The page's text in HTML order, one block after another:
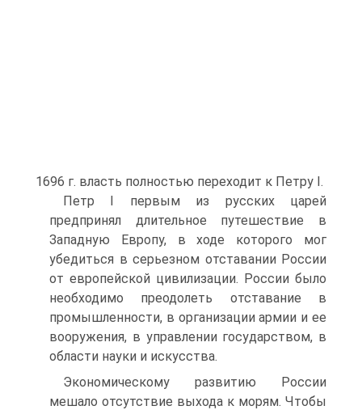
1696 г. власть полностью переходит к Петру I.
Петр I первым из русских царей
предпринял длительное путешествие в
Западную Европу, в ходе которого мог
убедиться в серьезном отставании России
от европейской цивилизации. России было
необходимо преодолеть отставание в
промышленности, в организации армии и ее
вооружения, в управлении государством, в
области науки и искусства.
Экономическому развитию России
мешало отсутствие выхода к мо­рям. Чтобы